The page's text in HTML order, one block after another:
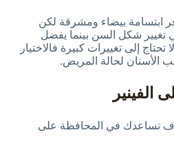
ابتسامة بيضاء ومشرقة لكن
تغيير شكل السن بينما يفضل
تحتاج إلى تغييرات كبيرة فالاختيار
الأسنان لحالة المريض.
الفينير
تساعدك في المحافظة على